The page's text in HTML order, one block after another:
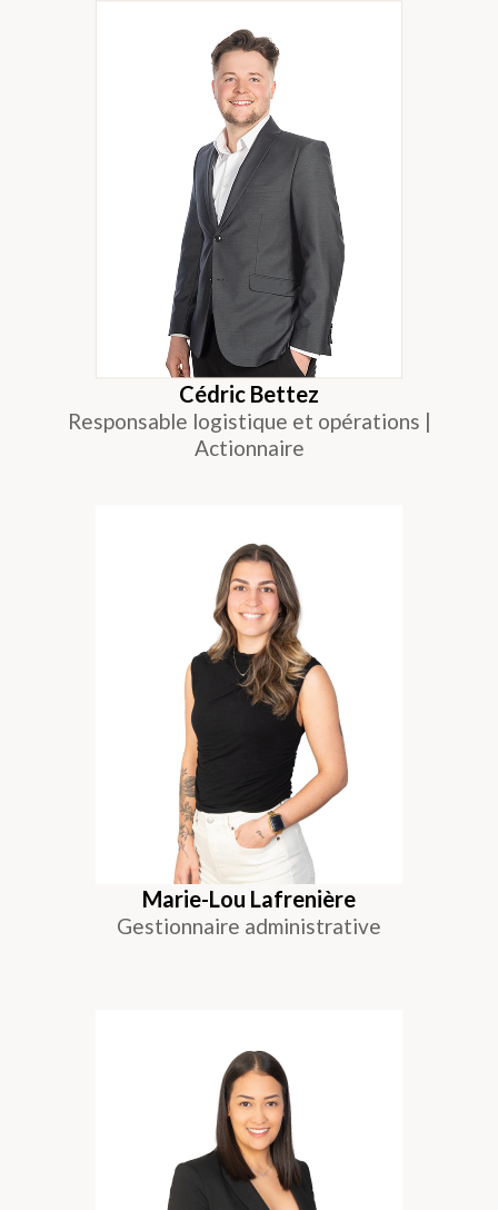
Cédric Bettez
Responsable logistique et opérations |
Actionnaire
Marie-Lou Lafrenière
Gestionnaire administrative